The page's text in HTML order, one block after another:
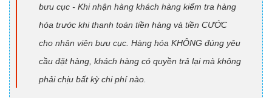
bưu cục - Khi nhận hàng khách hàng kiểm tra hàng
hóa trước khi thanh toán tiền hàng và tiền CƯỚC
cho nhân viên bưu cục. Hàng hóa KHÔNG đúng yêu
cầu đặt hàng, khách hàng có quyền trả lại mà không
phải chịu bất kỳ chi phí nào.